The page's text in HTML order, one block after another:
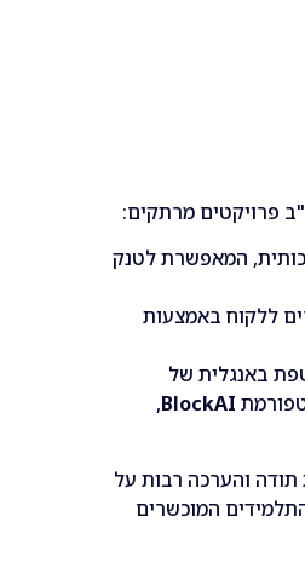
פרויקטים מרתקים:
המאפשרת לטנק
ללקוח באמצעות
באנגלית של
BlockAI
,
והערכה רבות על
המוכשרים